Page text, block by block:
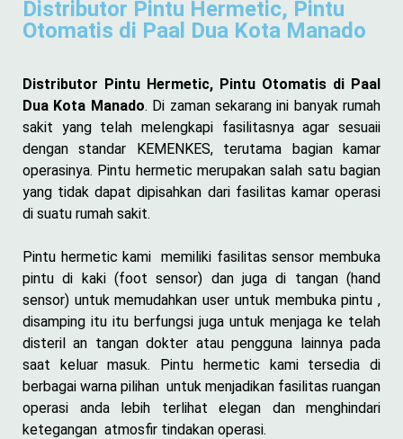
Distributor Pintu Hermetic, Pintu
Otomatis di Paal Dua Kota Manado
Distributor Pintu Hermetic, Pintu Otomatis di Paal
Dua Kota Manado. Di zaman sekarang ini banyak rumah
sakit yang telah melengkapi fasilitasnya agar sesuaii
dengan standar KEMENKES, terutama bagian kamar
operasinya. Pintu hermetic merupakan salah satu bagian
yang tidak dapat dipisahkan dari fasilitas kamar operasi
di suatu rumah sakit.
Pintu hermetic kami memiliki fasilitas sensor membuka
pintu di kaki (foot sensor) dan juga di tangan (hand
sensor) untuk memudahkan user untuk membuka pintu ,
disamping itu itu berfungsi juga untuk menjaga ke telah
disteril an tangan dokter atau pengguna lainnya pada
saat keluar masuk. Pintu hermetic kami tersedia di
berbagai warna pilihan untuk menjadikan fasilitas ruangan
operasi anda lebih terlihat elegan dan menghindari
ketegangan atmosfir tindakan operasi.